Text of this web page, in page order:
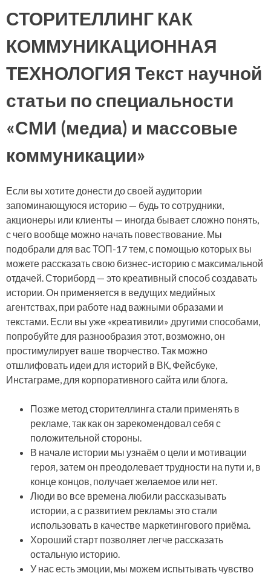
СТОРИТЕЛЛИНГ КАК
КОММУНИКАЦИОННАЯ
ТЕХНОЛОГИЯ Текст научной
статьи по специальности
«СМИ (медиа) и массовые
коммуникации»
Если вы хотите донести до своей аудитории
запоминающуюся историю — будь то сотрудники,
акционеры или клиенты — иногда бывает сложно понять,
с чего вообще можно начать повествование. Мы
подобрали для вас ТОП-17 тем, с помощью которых вы
можете рассказать свою бизнес-историю с максимальной
отдачей. Сториборд — это креативный способ создавать
истории. Он применяется в ведущих медийных
агентствах, при работе над важными образами и
текстами. Если вы уже «креативили» другими способами,
попробуйте для разнообразия этот, возможно, он
простимулирует ваше творчество. Так можно
отшлифовать идеи для историй в ВК, Фейсбуке,
Инстаграме, для корпоративного сайта или блога.
Позже метод сторителлинга стали применять в
рекламе, так как он зарекомендовал себя с
положительной стороны.
В начале истории мы узнаём о цели и мотивации
героя, затем он преодолевает трудности на пути и, в
конце концов, получает желаемое или нет.
Люди во все времена любили рассказывать
истории, а с развитием рекламы это стали
использовать в качестве маркетингового приёма.
Хороший старт позволяет легче рассказать
остальную историю.
У нас есть эмоции, мы можем испытывать чувство